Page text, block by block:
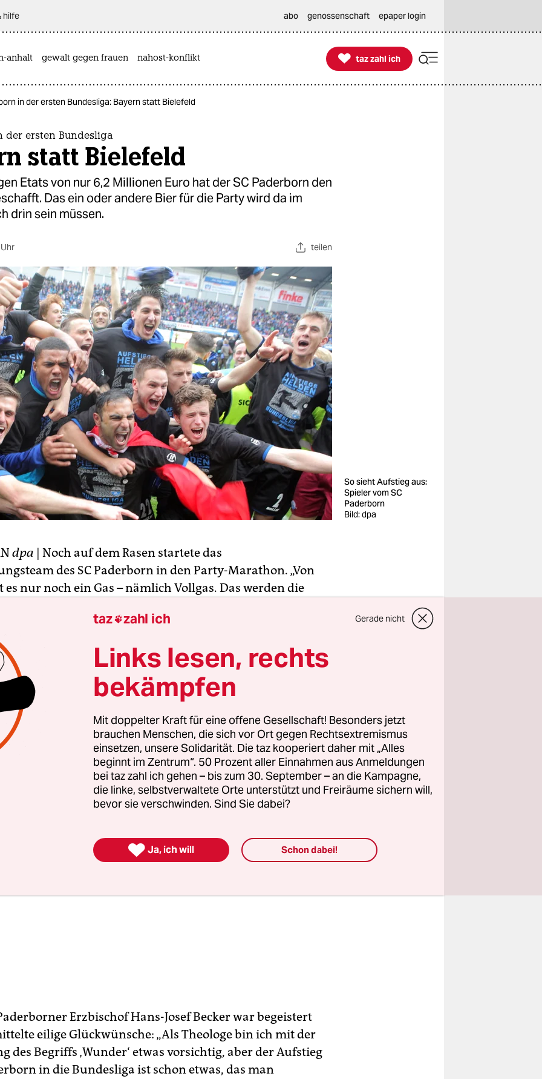
hilfe abo genossenschaft epaper login
anhalt gewalt gegen frauen nahost-konflikt 
taz zahl ich
taz zahl ich
in der ersten Bundesliga: Bayern statt Bielefeld
der ersten Bundesliga
statt Bielefeld
Etats von nur 6,2 Millionen Euro hat der SC Paderborn den
Das ein oder andere Bier für die Party wird da im
drin sein müssen.
teilen
So sieht Aufstieg aus:
Spieler vom SC
Paderborn
Bild: dpa
dpa | Noch auf dem Rasen startete das
des SC Paderborn in den Party-Marathon. „Von
nur noch ein Gas – nämlich Vollgas. Das werden die
euphorisch an. Berauscht vom einem der
Aufstiege der Bundesliga-Historie verwandelte die
die nur 15.000 Zuschauer fassende Benteler-Arena in
Partyzone.
erkämpften 2:1 (2:1) über den VfR Aalen wurde für den
ein Fußball-Märchen wahr. „Bayern statt Bielefeld“,
dann auch der Stadionsprecher im Anschluss an die Partie
Erzbischof Hans-Josef Becker war begeistert
eilige Glückwünsche: „Als Theologe bin ich mit der
des Begriffs ‚Wunder‘ etwas vorsichtig, aber der Aufstieg
in die Bundesliga ist schon etwas, das man
taz zahl ich Gerade nicht
Links lesen, rechts
bekämpfen
Mit doppelter Kraft für eine offene Gesellschaft! Besonders jetzt
brauchen Menschen, die sich vor Ort gegen Rechtsextremismus
einsetzen, unsere Solidarität. Die taz kooperiert daher mit „Alles
beginnt im Zentrum“. 50 Prozent aller Einnahmen aus Anmeldungen
bei taz zahl ich gehen – bis zum 30. September – an die Kampagne,
die linke, selbstverwaltete Orte unterstützt und Freiräume sichern will,
bevor sie verschwinden. Sind Sie dabei?
 Ja, ich will Schon dabei!